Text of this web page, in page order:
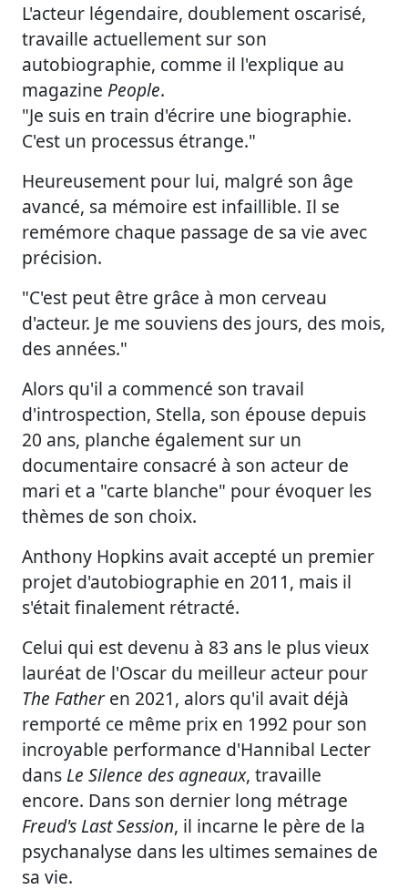
L'acteur légendaire, doublement oscarisé,
travaille actuellement sur son
autobiographie, comme il l'explique au
magazine People.
"Je suis en train d'écrire une biographie.
C'est un processus étrange."
Heureusement pour lui, malgré son âge
avancé, sa mémoire est infaillible. Il se
remémore chaque passage de sa vie avec
précision.
"C'est peut être grâce à mon cerveau
d'acteur. Je me souviens des jours, des mois,
des années."
Alors qu'il a commencé son travail
d'introspection, Stella, son épouse depuis
20 ans, planche également sur un
documentaire consacré à son acteur de
mari et a "carte blanche" pour évoquer les
thèmes de son choix.
Anthony Hopkins avait accepté un premier
projet d'autobiographie en 2011, mais il
s'était finalement rétracté.
Celui qui est devenu à 83 ans le plus vieux
lauréat de l'Oscar du meilleur acteur pour
The Fatheren 2021, alors qu'il avait déjà
remporté ce même prix en 1992 pour son
incroyable performance d'Hannibal Lecter
dansLe Silence des agneaux, travaille
encore. Dans son dernier long métrage
Freud's Last Session, il incarne le père de la
psychanalyse dans les ultimes semaines de
sa vie.